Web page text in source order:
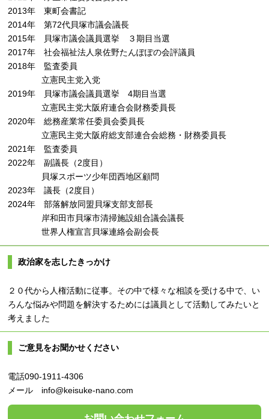
2013年 東町会書記
2014年 第72代貝塚市議会議長
2015年 貝塚市議会議員選挙 ３期目当選
2017年 社会福祉法人泉佐野たんぽぽの会評議員
2018年 監査委員
立憲民主党入党
2019年 貝塚市議会議員選挙 4期目当選
立憲民主党大阪府連合会財務委員長
2020年 総務産業常任委員会委員長
立憲民主党大阪府総支部連合会総務・財務委員長
2021年 監査委員
2022年 副議長（2度目）
貝塚スポーツ少年団西地区顧問
2023年 議長（2度目）
2024年 部落解放同盟貝塚支部支部長
岸和田市貝塚市清掃施設組合議会議長
世界人権宣言貝塚連絡会副会長
政治家を志したきっかけ
２０代から人権活動に従事。その中で様々な相談を受ける中で、い
ろんな悩みや問題を解決するためには議員として活動してみたいと
考えました
ご意見をお聞かせください
電話090-1911-4306
メール info@keisuke-nano.com